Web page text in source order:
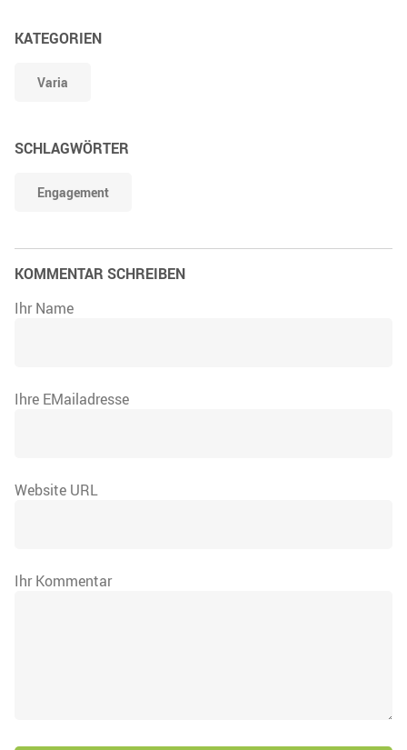
KATEGORIEN
Varia
SCHLAGWÖRTER
Engagement
KOMMENTAR SCHREIBEN
Ihr Name
Ihre EMailadresse
Website URL
Ihr Kommentar